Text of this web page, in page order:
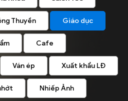
Thuyền Giáo dục
Cafe
Ván ép Xuất khẩu LĐ
Nhiếp Ảnh